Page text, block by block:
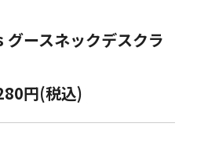
ースネックデスクラ
円(税込)